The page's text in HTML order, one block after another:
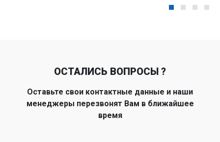
ОСТАЛИСЬ ВОПРОСЫ ?
Оставьте свои контактные данные и наши
менеджеры перезвонят Вам в ближайшее
время